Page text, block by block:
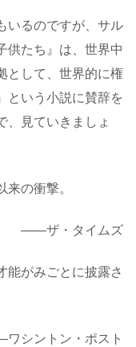
いるのですが、サル
供たち』は、世界中
として、世界的に権
という小説に賛辞を
、見ていきましょ
の衝撃。
――ザ・タイムズ
能がみごとに披露さ
シントン・ポスト